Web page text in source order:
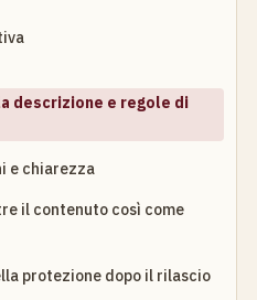
descrizione e regole di
e chiarezza
il contenuto così come
protezione dopo il rilascio